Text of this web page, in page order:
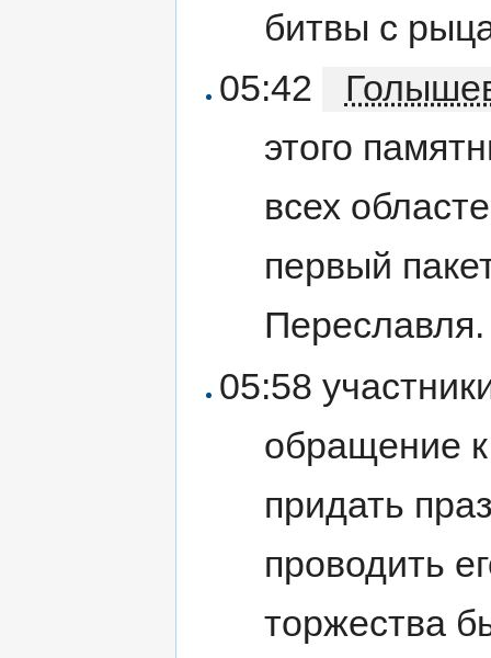
битвы с
05:42
этого
всех
первый
Переславля.
05:58
обращение
придать
проводить
торжества